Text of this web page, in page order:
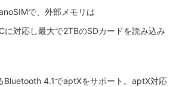
で、外部メモリは
に対応し最大で2TBのSDカードを読み込み
Bluetooth 4.1でaptXをサポート。aptX対応